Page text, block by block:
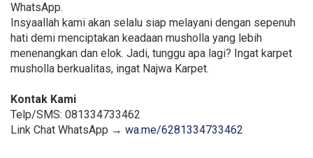
WhatsApp.
Insyaallah kami akan selalu siap melayani dengan sepenuh
hati demi menciptakan keadaan musholla yang lebih
menenangkan dan elok. Jadi, tunggu apa lagi? Ingat karpet
musholla berkualitas, ingat Najwa Karpet.
Kontak Kami
Telp/SMS: 081334733462
Link Chat WhatsApp → wa.me/6281334733462